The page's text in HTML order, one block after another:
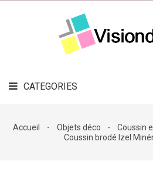
CATEGORIES
LE
MAG
DÉCO

DÉCO
Accueil Objets déco Coussin
Coussin brodé Izel